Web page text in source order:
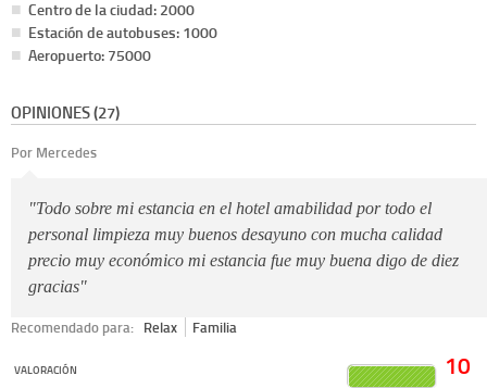
Centro de la ciudad: 2000
Estación de autobuses: 1000
Aeropuerto: 75000
OPINIONES (27)
Por Mercedes
"Todo sobre mi estancia en el hotel amabilidad por todo el
personal limpieza muy buenos desayuno con mucha calidad
precio muy económico mi estancia fue muy buena digo de diez
gracias"
Recomendado para: Relax Familia
VALORACIÓN 10